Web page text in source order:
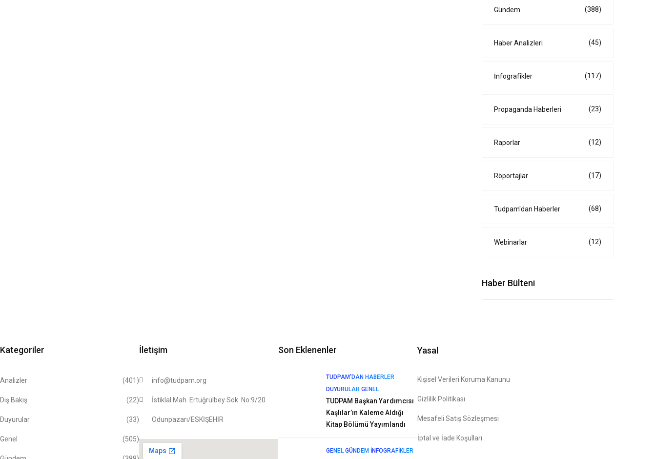
Gündem (388)
Haber Analizleri (45)
İnfografikler (117)
Propaganda Haberleri (23)
Raporlar (12)
Röportajlar (17)
Tudpam'dan Haberler (68)
Webinarlar (12)
Haber Bülteni
Kategoriler
Analizler (401)
Dış Bakış (22)
Duyurular (33)
Genel (505)
İletişim
info@tudpam.org
İstiklal Mah. Ertuğrulbey Sok. No:9/20
Odunpazarı/ESKİŞEHİR
Son Eklenenler
TUDPAM'DAN HABERLER
DUYURULAR GENEL
TUDPAM Başkan Yardımcısı
Kaşlılar’ın Kaleme Aldığı
Kitap Bölümü Yayımlandı
GENEL GÜNDEM İNFOGRAFIKLER
Yasal
Kişisel Verileri Koruma Kanunu
Gizlilik Politikası
Mesafeli Satış Sözleşmesi
İptal ve İade Koşulları